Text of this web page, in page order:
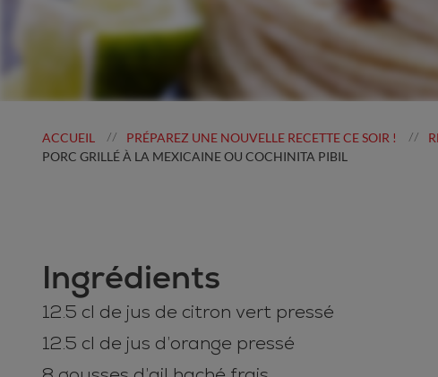
ACCUEIL // PRÉPAREZ UNE NOUVELLE RECETTE CE SOIR ! //
PORC GRILLÉ À LA MEXICAINE OU COCHINITA PIBIL
Ingrédients
12.5 cl de jus de citron vert pressé
12.5 cl de jus d’orange pressé